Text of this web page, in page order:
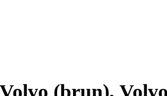
(brun),